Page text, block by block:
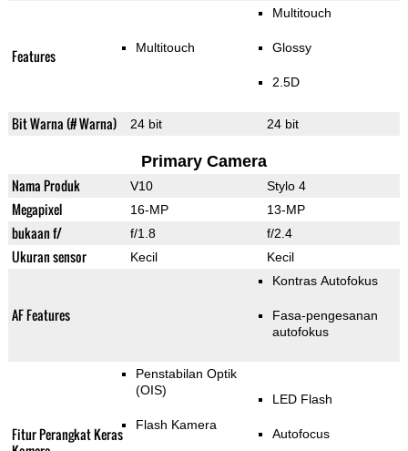
Features Multitouch
Multitouch
Glossy
2.5D
Bit Warna (# Warna) 24 bit 24 bit
Primary Camera
Nama Produk V10 Stylo 4
Megapixel 16-MP 13-MP
bukaan f/ f/1.8 f/2.4
Ukuran sensor Kecil Kecil
AF Features
Kontras Autofokus
Fasa-pengesanan
autofokus
Fitur Perangkat Keras
Penstabilan Optik
(OIS)
Flash Kamera
LED Flash
Autofocus